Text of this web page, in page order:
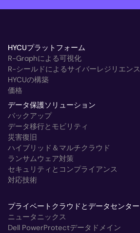
HYCUプラットフォーム
R-Graphによる可視化
R-シールドによるサイバーレジリエンス
HYCUの構築
価格
データ保護ソリューション
バックアップ
データ移行とモビリティ
災害復旧
ハイブリッド＆マルチクラウド
ランサムウェア対策
セキュリティとコンプライアンス
対応技術
プライベートクラウドとデータセンター
ニュータニックス
Dell PowerProtectデータドメイン